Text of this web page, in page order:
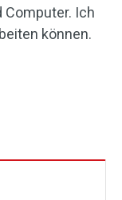
Computer. Ich
können.